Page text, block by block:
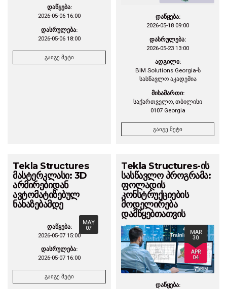
დაწყება:
2026-05-06 16:00
დასრულება:
2026-05-06 18:00
გაიგე მეტი
დაწყება:
2026-05-18 09:00
დასრულება:
2026-05-23 13:00
ადგილი:
BIM Solutions Georgia-ს
სასწავლო აკადემია
მისამართი:
საქართველო, თბილისი
0107 Georgia
გაიგე მეტი
Tekla Structures
მასტერკლასი: 3D
არმირებიდან
ავტომატიზებულ
ნახაზებამდე
MAY
07
დაწყება:
2026-05-07 15:00
დასრულება:
2026-05-07 16:00
გაიგე მეტი
Tekla Structures-ის
სასწავლო პროგრამა:
ფოლადის
კონსტრუქციების
მოდელირება
დამწყებთათვის
MAR
30
APR
04
დაწყება: